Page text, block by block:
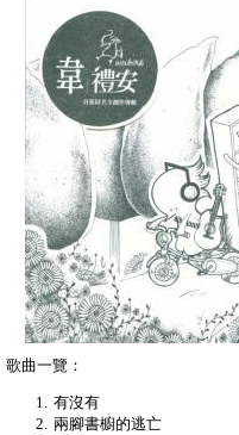
歌曲一覽：
有沒有
兩腳書櫥的逃亡